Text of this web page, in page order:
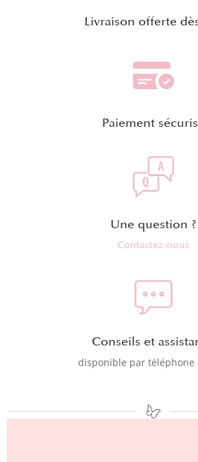
Livraison offerte
Paiement
Une question ?
Contactez-nous
Conseils et
disponible par téléphone